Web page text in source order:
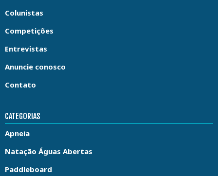
Colunistas
Competições
Entrevistas
Anuncie conosco
Contato
CATEGORIAS
Apneia
Natação Águas Abertas
Paddleboard